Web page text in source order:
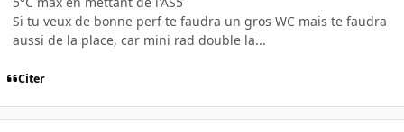
Si tu veux de bonne perf te faudra un gros WC mais te faudra
aussi de la place, car mini rad double la...
Citer